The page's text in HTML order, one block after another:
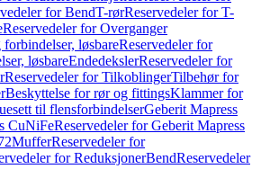
for BendT-rørReservedeler for T-
Reservedeler for Overganger
løsbareReservedeler for
løsbareEndedekslerReservedeler for
Reservedeler for TilkoblingerTilbehør for
Beskyttelse for rør og fittingsKlammer for
til flensforbindelserGeberit Mapress
CuNiFeReservedeler for Geberit Mapress
MufferReservedeler for
for ReduksjonerBendReservedeler